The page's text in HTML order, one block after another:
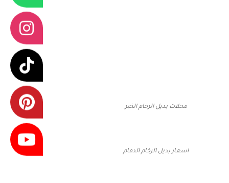
محلات بديل الرخام الخبر
اسعار بديل الرخام الدمام